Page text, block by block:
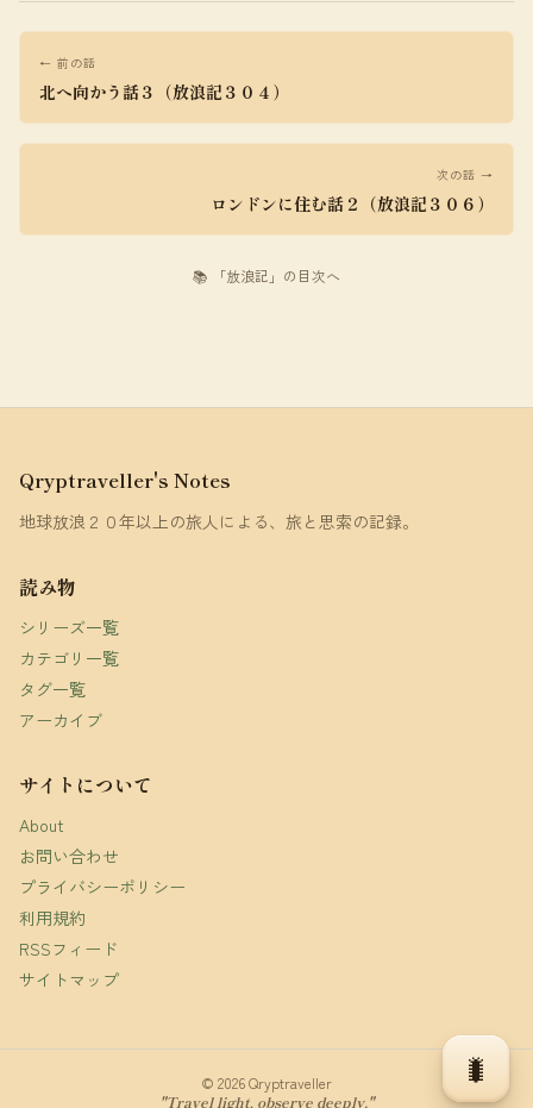
← 前の話
北へ向かう話３（放浪記３０４）
次の話 →
ロンドンに住む話２（放浪記３０６）
📚 「放浪記」の目次へ
Qryptraveller's Notes
地球放浪２０年以上の旅人による、旅と思索の記録。
読み物
シリーズ一覧
カテゴリ一覧
タグ一覧
アーカイブ
サイトについて
About
お問い合わせ
プライバシーポリシー
利用規約
RSSフィード
サイトマップ
© 2026 Qryptraveller
"Travel light, observe deeply."
🐛